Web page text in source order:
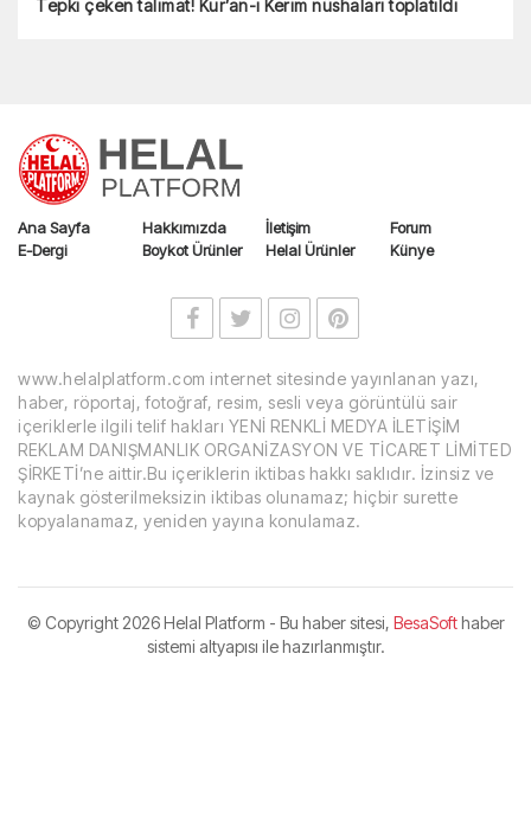
Tepki çeken talimat! Kur’an-ı Kerim nüshaları toplatıldı
Ana Sayfa Hakkımızda İletişim
Forum
E-Dergi
Boykot Ürünler Helal Ürünler Künye
www.helalplatform.com internet sitesinde yayınlanan yazı,
haber, röportaj, fotoğraf, resim, sesli veya görüntülü sair
içeriklerle ilgili telif hakları YENİ RENKLİ MEDYA İLETİŞİM
REKLAM DANIŞMANLIK ORGANİZASYON VE TİCARET LİMİTED
ŞİRKETİ’ne aittir.Bu içeriklerin iktibas hakkı saklıdır. İzinsiz ve
kaynak gösterilmeksizin iktibas olunamaz; hiçbir surette
kopyalanamaz, yeniden yayına konulamaz.
© Copyright2026 Helal Platform - Bu haber sitesi, BesaSofthaber
sistemi altyapısı ile hazırlanmıştır.